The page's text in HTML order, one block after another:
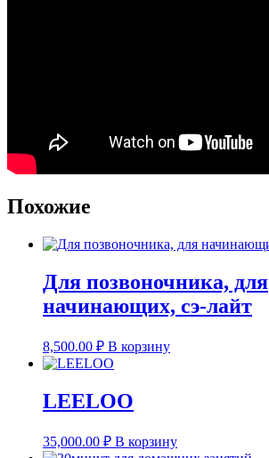
Похожие
Для позвоночника, для
начинающих, сэ-лайт
8,500.00 ₽ В корзину
LEELOO
35,000.00 ₽ В корзину